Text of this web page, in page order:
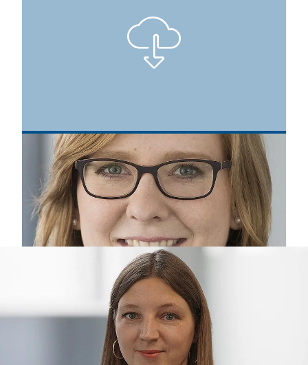
Die Hohenstein Forscherin Dr. Jasmin Jung hat für ihre
Dissertation im Bereich Mikroplastikforschung den
renommierten Paul Schlack/Wilhelm Albrecht Preis 2020
erhalten. © Hohenstein